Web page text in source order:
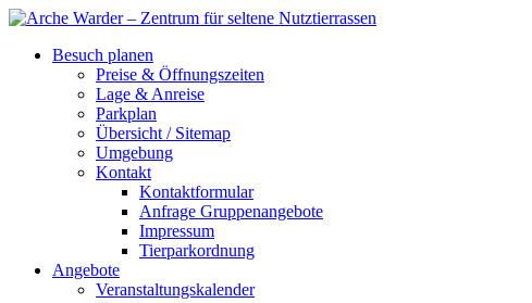
Besuch planen
Preise & Öffnungszeiten
Lage & Anreise
Parkplan
Übersicht / Sitemap
Umgebung
Kontakt
Kontaktformular
Anfrage Gruppenangebote
Impressum
Tierparkordnung
Angebote
Veranstaltungskalender